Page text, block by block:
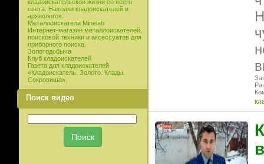
кладоискательской жизни со всего
света. Находки кладоискателей и
археологов.
Металлоискатели Minelab
Интернет-магазин металлоискателей,
поисковой техники и аксессуатов для
приборного поиска.
Золотодобыча
Клуб кладоискателей
Газета для кладоискателей
«Кладоискатель. Золото. Клады.
Сокровища».
Поиск видео